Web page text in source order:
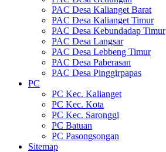
PAC Desa Kalianget Barat
PAC Desa Kalianget Timur
PAC Desa Kebundadap Timur
PAC Desa Langsar
PAC Desa Lebbeng Timur
PAC Desa Paberasan
PAC Desa Pinggirpapas
PC
PC Kec. Kalianget
PC Kec. Kota
PC Kec. Saronggi
PC Batuan
PC Pasongsongan
Sitemap